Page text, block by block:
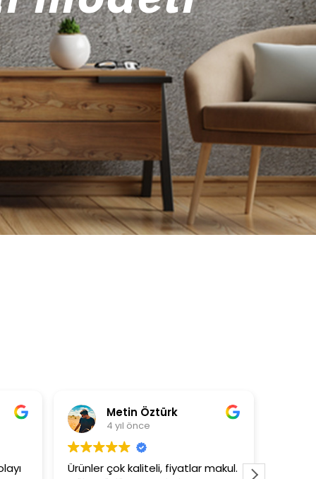
Öztürk
fiyatlar makul.
Asli Ersoy
3+1 evin kagidini kapataslak ne